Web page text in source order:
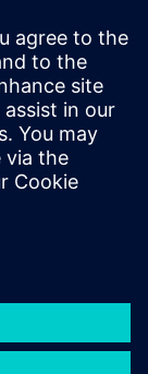
par
atklāj
ļaujot